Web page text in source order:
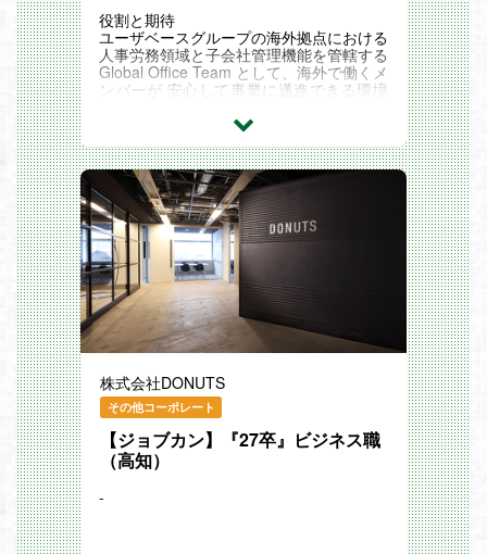
ますが、
習熟度や意欲に応じて、将来的には主体的
に案件を担い、事業開発の中核メンバーと
しての活躍を期待しています。
・未経験からM&A・事業開発に挑戦でき
るポジション
育成を前提としたポテンシャル採用のた
め、実務経験がなくても事業開発領域にチ
ャレンジできます。
・CEO直下組織で、経営に近い視点・意
思決定プロセスを学べる
経営層と近い距離で業務に携わること
で、事業・財務・戦略を横断した視点を身
につけることができます。
・エンターテインメント・ゲーム業界に強
いネットワークを活かした多様な案件
業界における豊富な実績と幅広いネット
ワークを背景に、M&A、アライアンス、
す。
SONYをはじめとする業界大手企業出身
者が多数在籍しており、長年にわたり築か
れてきた信頼関係や人脈を活かした、実践
的かつ質の高い案件に携わることができま
す。
役割と期待
ユーザベースグループの海外拠点における
人事労務領域と子会社管理機能を管轄する
Global Office Team として、海外で働くメ
ンバーが 安心して事業に邁進できる環境
盤のアップデートを担っていただきます。
具体的には、海外拠点における人事企画機
能（報酬・評価・福利厚生・人事制度・労
務ガバナンス等）を、本社として推進いた
だきます。現地のHRBPや各国の関係者と
連携しながら、制度/仕組みの設計だけで
なく運用・定着までをリードしていただく
ポジションです。
また、ゆくゆくは上場を目指す中で、上場
企業としての子会社管理の在り方の設計・
運用管理も担っていただきます。
ユーザベースの柔軟なカルチャーを大切に
しながら、スピード感のある環境で新しい
論点に向き合い、変化を前向きに推進して
魅力
海外企業を含むM&A/PMIの実行など、
「アジアNo.1の経済情報インフラ」のビ
ジョンを目指している変化の大きいタイミ
ングに当事者として関わることができま
す。
オペレーション・ガバナンスを「つくる／
株式会社DONUTS
その他コーポレート
【ジョブカン】『27卒』ビジネス職
（高知）
-